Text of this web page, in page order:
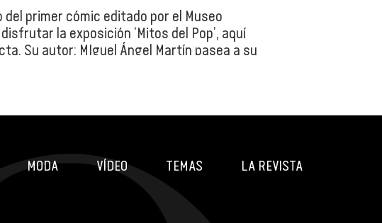
primer cómic editado por el Museo
la exposición ‘Mitos del Pop’, aquí
Su autor: MIguel Ángel Martín pasea a su
MODA VÍDEO TEMAS LA REVISTA